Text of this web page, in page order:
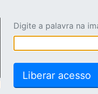
Digite a palavra na